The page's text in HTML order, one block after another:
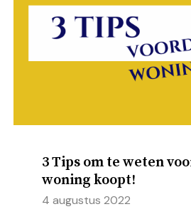
3 Tips om te weten
woning koopt!
4 augustus 2022